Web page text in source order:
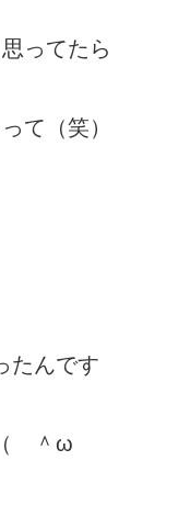
ってたら
て（笑）
たんです
（ ＾ω